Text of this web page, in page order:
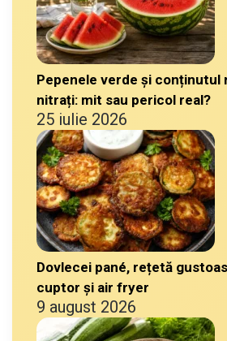
Pepenele verde și conținutul
nitrați: mit sau pericol real?
25 iulie 2026
Dovlecei pané, rețetă
cuptor și air fryer
9 august 2026